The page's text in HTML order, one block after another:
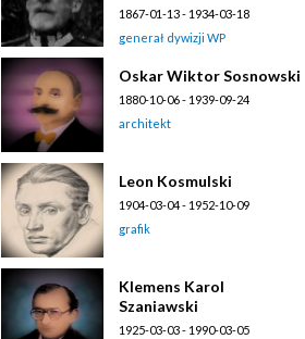
1867-01-13 - 1934-03-18
generał dywizji WP
Oskar Wiktor Sosnowski
1880-10-06 - 1939-09-24
architekt
Leon Kosmulski
1904-03-04 - 1952-10-09
grafik
Klemens Karol
Szaniawski
1925-03-03 - 1990-03-05